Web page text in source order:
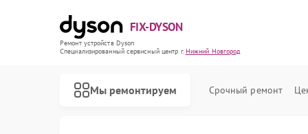
FIX-DYSON
Ремонт устройств Dyson
Специализированный cервисный центр г.Нижний Новгород
Мы ремонтируем Срочный ремонт